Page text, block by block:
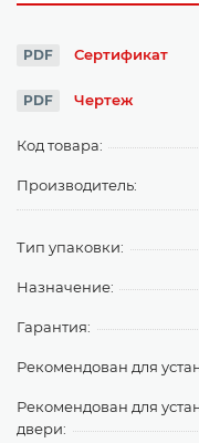
PDF Сертификат
PDF Чертеж
Код товара:
Производитель:
Тип упаковки:
Назначение:
Гарантия:
Рекомендован для
Рекомендован для
двери: